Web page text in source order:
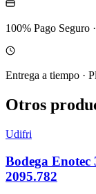
100% Pago Seguro ·
Entrega a tiempo ·
Otros
Udifri
Bodega Enotec
2095.782